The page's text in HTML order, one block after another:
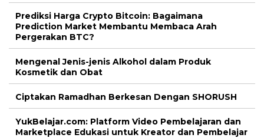
Prediksi Harga Crypto Bitcoin: Bagaimana
Prediction Market Membantu Membaca Arah
Pergerakan BTC?
Mengenal Jenis-jenis Alkohol dalam Produk
Kosmetik dan Obat
Ciptakan Ramadhan Berkesan Dengan SHORUSH
YukBelajar.com: Platform Video Pembelajaran dan
Marketplace Edukasi untuk Kreator dan Pembelajar